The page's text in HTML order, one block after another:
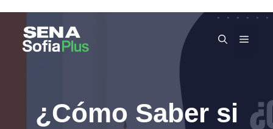
content
¿Cómo Saber si